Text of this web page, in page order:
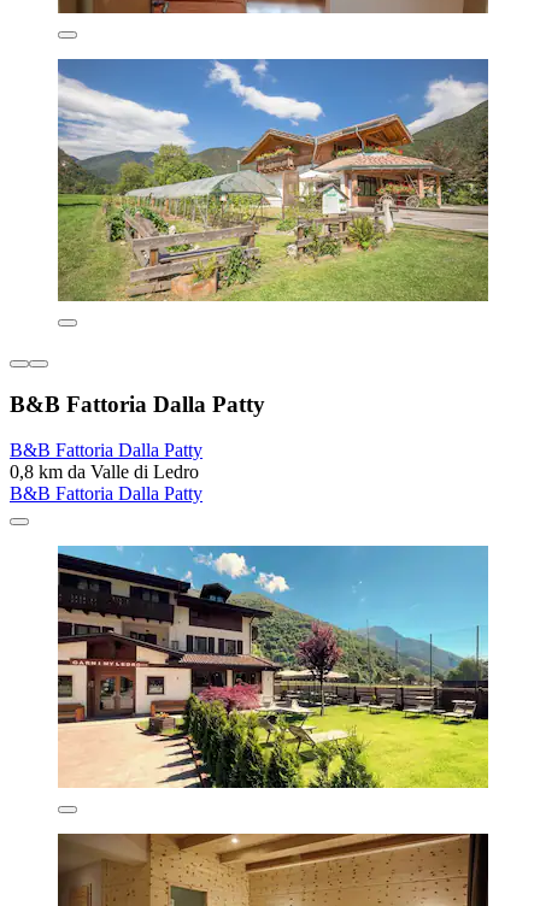
B&B Fattoria Dalla Patty
B&B Fattoria Dalla Patty
0,8 km da Valle di Ledro
B&B Fattoria Dalla Patty